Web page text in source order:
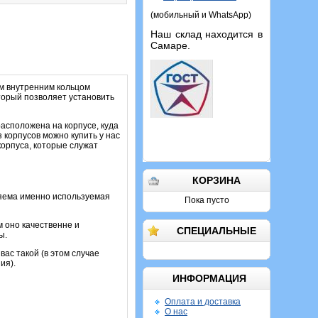
(мобильный и WhatsApp)
Наш склад находится в
Самаре.
КОРЗИНА
Пока пусто
СПЕЦИАЛЬНЫЕ
ИНФОРМАЦИЯ
Оплата и доставка
О нас
внутренним кольцом
позволяет установить
на корпусе, куда
можно купить у нас
которые служат
именно используемая
оно качественне и
такой (в этом случае